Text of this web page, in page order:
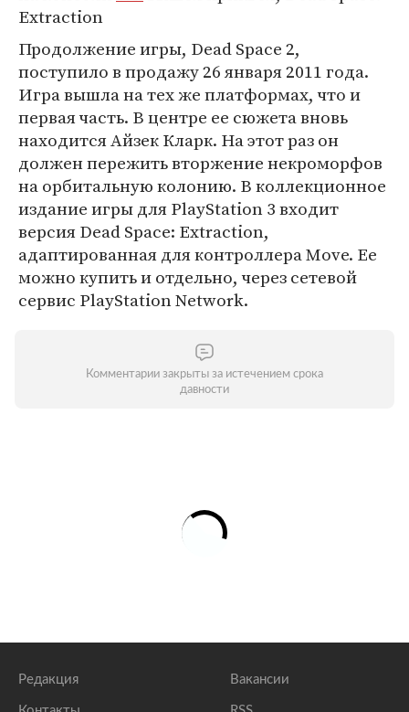
Extraction
Продолжение игры, Dead Space 2,
поступило в продажу 26 января 2011 года.
Игра вышла на тех же платформах, что и
первая часть. В центре ее сюжета вновь
находится Айзек Кларк. На этот раз он
должен пережить вторжение некроморфов
на орбитальную колонию. В коллекционное
издание игры для PlayStation 3 входит
версия Dead Space: Extraction,
адаптированная для контроллера Move. Ее
можно купить и отдельно, через сетевой
сервис PlayStation Network.
Комментарии закрыты за истечением срока
давности
Редакция Вакансии